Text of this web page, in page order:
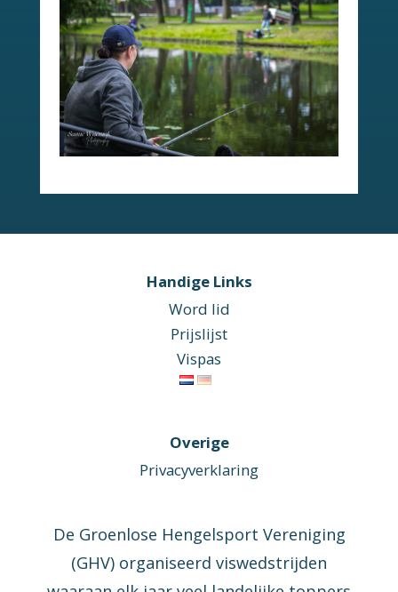
Handige Links
Word lid
Prijslijst
Vispas
Overige
Privacyverklaring
De Groenlose Hengelsport Vereniging
(GHV) organiseerd viswedstrijden